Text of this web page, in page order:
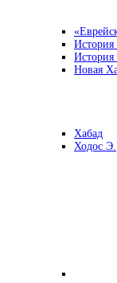
Новая
Хабад
Ходос Э.